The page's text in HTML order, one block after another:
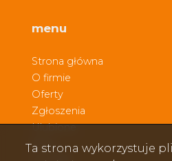
menu
Strona główna
O firmie
Oferty
Zgłoszenia
Ulubione
Blog
Ta strona wykorzystuje